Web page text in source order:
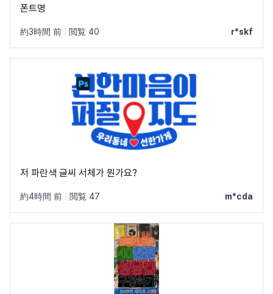
폰트명
約3時間 前 閲覧 40 r*skf
저 파란색 글씨 서체가 뭔가요?
約4時間 前 閲覧 47 m*cda